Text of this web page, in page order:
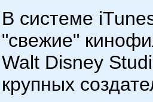
В системе
"свежие"
Walt Disney
крупных